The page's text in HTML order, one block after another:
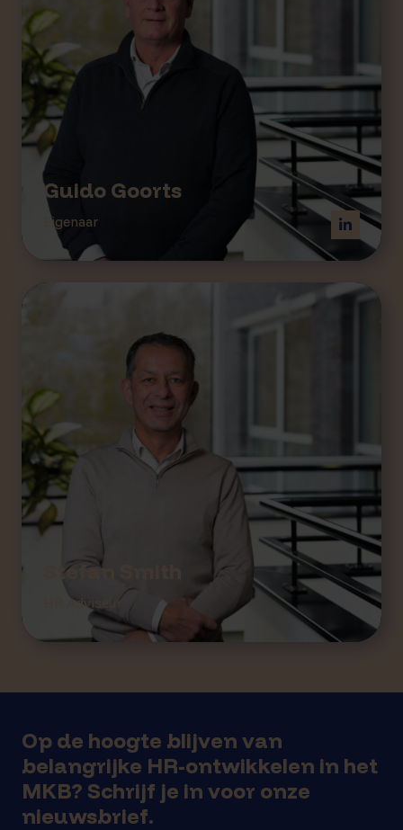
Guido Goorts
Eigenaar
Stefan Smith
HR Adviseur
Op de hoogte blijven van
belangrijke HR-ontwikkelen in het
MKB? Schrijf je in voor onze
nieuwsbrief.